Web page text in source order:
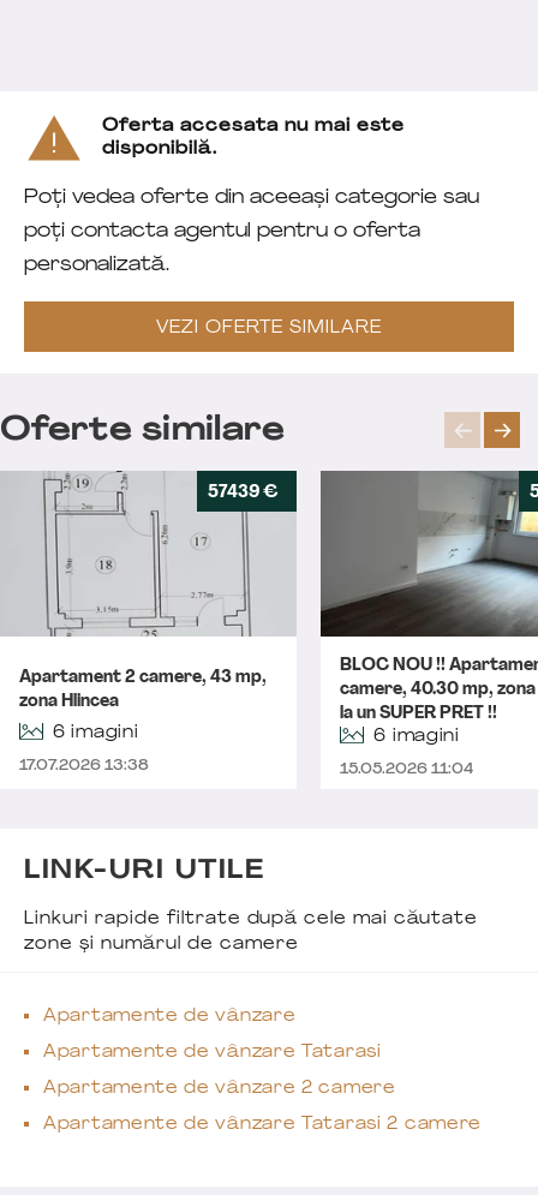
Oferta accesata nu mai este
disponibilă.
Poți vedea oferte din aceeași categorie sau
poți contacta agentul pentru o oferta
personalizată.
VEZI OFERTE SIMILARE
Oferte similare
57439 €
Apartament 2 camere, 43 mp,
zona Hlincea
6 imagini
17.07.2026 13:38
BLOC NOU !!
camere, 40.30 mp,
la un SUPER PRET !!
6 imagini
15.05.2026 11:04
LINK-URI UTILE
Linkuri rapide filtrate după cele mai căutate
zone și numărul de camere
Apartamente de vânzare
Apartamente de vânzare Tatarasi
Apartamente de vânzare 2 camere
Apartamente de vânzare Tatarasi 2 camere